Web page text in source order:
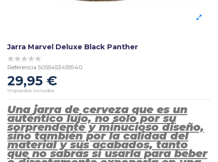
Jarra Marvel Deluxe Black Panther
Referencia 5055453455940
29,95 €
Impuestos incluidos
Una jarra de cerveza que es un
auténtico lujo, no solo por su
sorprendente y minucioso diseño,
sino también por la calidad del
material y sus acabados, tanto
que no sabrás si usarla para beber